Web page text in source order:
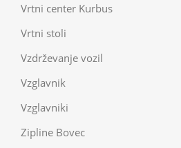
Vrtni center Kurbus
Vrtni stoli
Vzdrževanje vozil
Vzglavnik
Vzglavniki
Zipline Bovec